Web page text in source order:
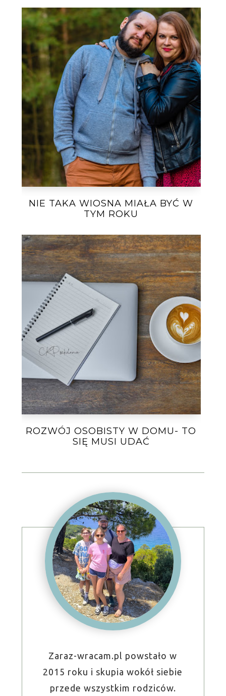
NIE TAKA WIOSNA MIAŁA BYĆ W
TYM ROKU
ROZWÓJ OSOBISTY W DOMU- TO
SIĘ MUSI UDAĆ
Zaraz-wracam.pl powstało w
2015 roku i skupia wokół siebie
przede wszystkim rodziców.